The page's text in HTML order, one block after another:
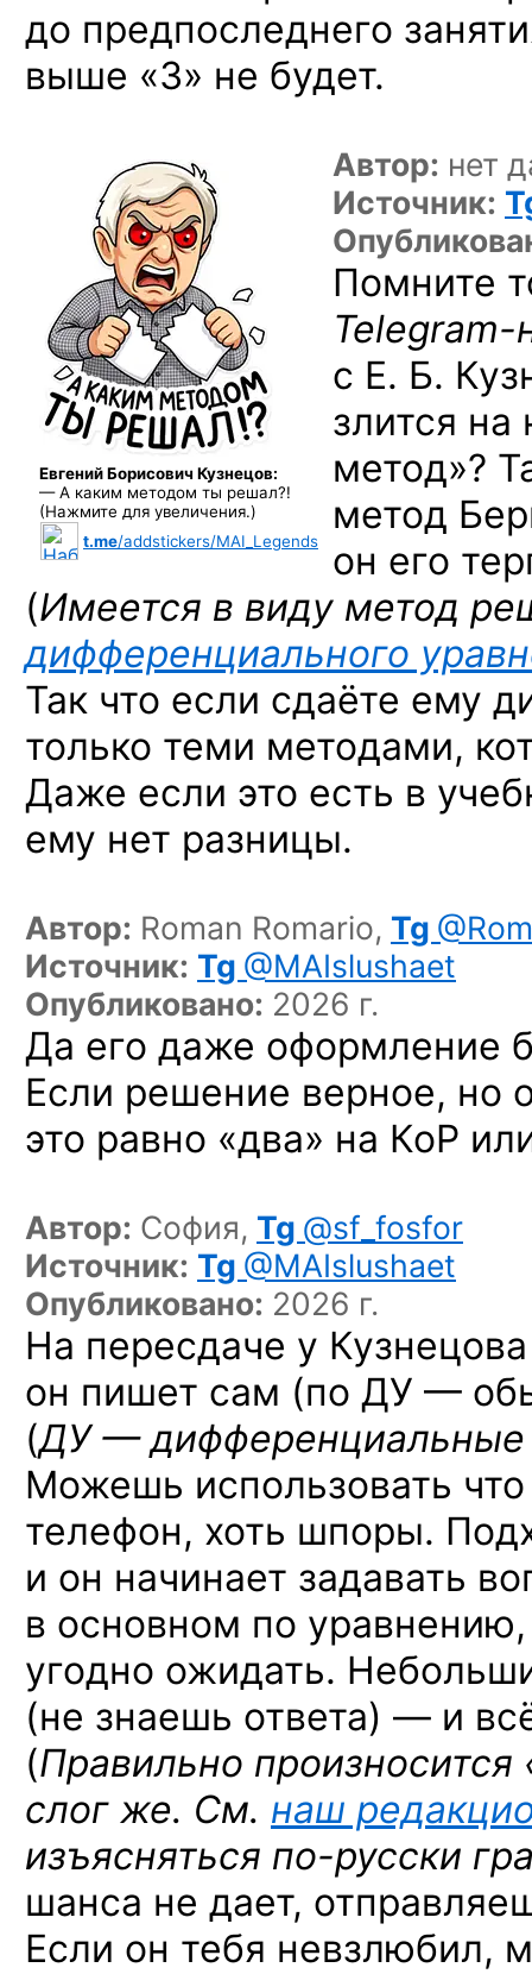
до предпоследнего
выше «3» не будет.
Евгений Борисович Кузнецов:
— А каким методом ты решал?!
(Нажмите для увеличения.)
t.me/addstickers/MAI_Legends
Автор: нет
Источник:
Помните
Telegram-
с Е. Б.
злится
метод»?
метод
он его
(Имеется в виду метод
дифференциального
Так что если сдаёте ему
только теми методами,
Даже если это есть в
ему нет разницы.
Автор: Roman Romario, Tg
Источник: Tg @MAIslushaet
Опубликовано: 2026 г.
Да его даже оформление
Если решение верное, но
это равно «два» на КоР
Автор: София, Tg @sf_fosfor
Источник: Tg @MAIslushaet
Опубликовано: 2026 г.
На пересдаче у
он пишет сам (по ДУ —
(ДУ —
Можешь использовать
телефон, хоть шпоры.
и он начинает задавать
в основном по
угодно ожидать.
(не знаешь ответа) — и
(Правильно произносится
слог же. См. наш
изъясняться по-русски
шанса не дает,
Если он тебя невзлюбил,